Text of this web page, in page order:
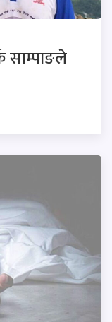
साम्पाङले